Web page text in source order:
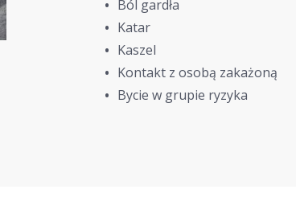
Ból gardła
Katar
Kaszel
Kontakt z osobą zakażoną
Bycie w grupie ryzyka